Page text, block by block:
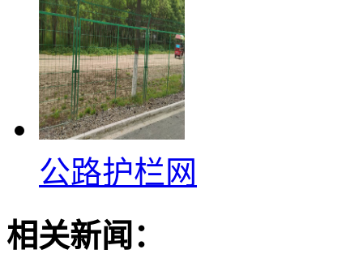
公路护栏网
相关新闻：